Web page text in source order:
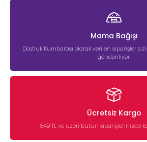
Mama Bağışı
Dostluk Kumbarası olarak verilen siparişler
gönderiliyor.
Ücretsiz Kargo
849 TL ve üzeri bütün siparişlerinizde